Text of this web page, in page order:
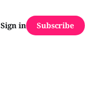
Sign in Subscribe